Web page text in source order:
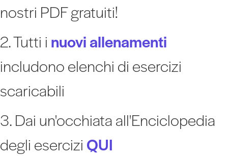
nostri PDF gratuiti!
2. Tutti i nuovi allenamenti
includono elenchi di esercizi
scaricabili
3. Dai un'occhiata all'Enciclopedia
degli esercizi QUI